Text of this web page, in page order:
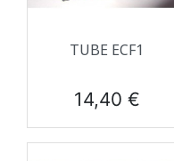
TUBE ECF1
Prix
14,40 €